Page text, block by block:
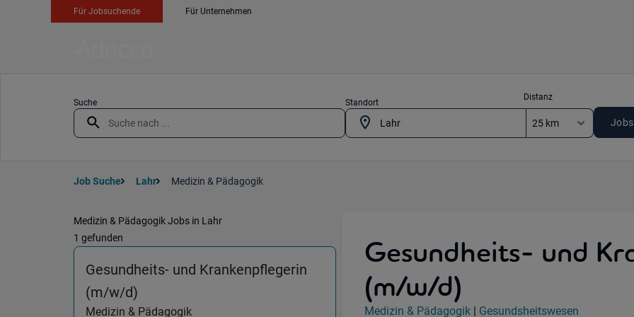
Für Jobsuchende Für Unternehmen
Suche Standort
Distanz
Job Suche Lahr Medizin & Pädagogik
Medizin & Pädagogik Jobs in Lahr
1 gefunden
Gesundheits- und Krankenpflegerin
(m/w/d) (Medizin & Pädagogik) in 77933 Lahr , 74072 Heilbronn , 78166 Donaueschingen
Medizin & Pädagogik
Gesundheits- und
(m/w/d)
Jobdetails
Medizin & Pädagogik| Gesundsheitswesen